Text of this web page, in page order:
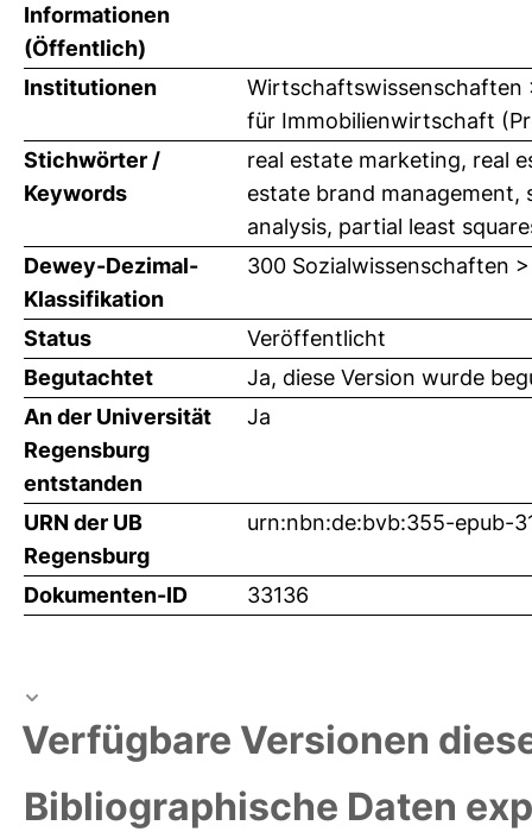
Informationen
(Öffentlich)
Institutionen
Wirtschaftswissenschaften
für Immobilienwirtschaft
Stichwörter /
Keywords
real estate marketing, real
estate brand management,
analysis, partial least
Dewey-Dezimal-
Klassifikation
300 Sozialwissenschaften
Status
Veröffentlicht
Begutachtet
Ja, diese Version wurde
An der Universität
Regensburg
entstanden
Ja
URN der UB
Regensburg
urn:nbn:de:bvb:355-epub-
Dokumenten-ID 33136
Verfügbare Versionen
Bibliographische Daten